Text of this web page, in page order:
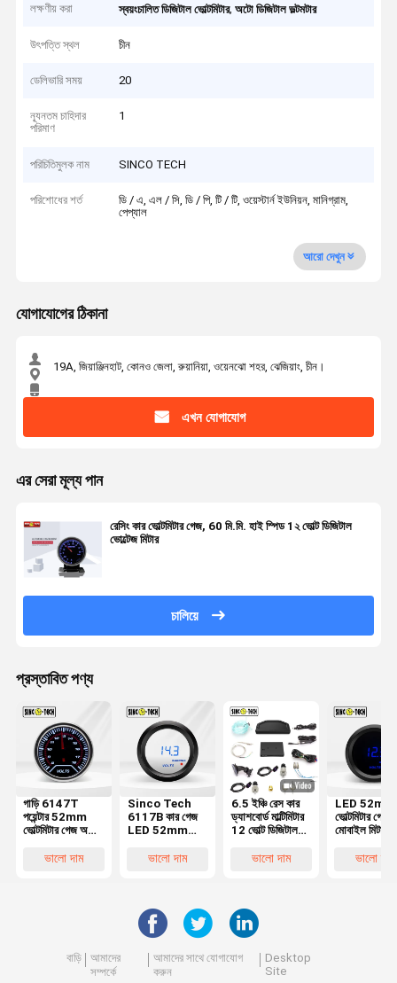
লক্ষণীয় করা স্বয়ংচালিত ডিজিটাল ভোল্টমিটার,অটো ডিজিটাল ভল্টমটার
উৎপত্তি স্থল চীন
ডেলিভারি সময় 20
ন্যূনতম চাহিদার
পরিমাণ
1
পরিচিতিমুলক নাম SINCO TECH
পরিশোধের শর্ত
ডি / এ, এল / সি, ডি / পি, টি / টি, ওয়েস্টার্ন ইউনিয়ন, মানিগ্রাম,
পেপ্যাল
আরো দেখুন
যোগাযোগের ঠিকানা
19A, জিয়াঞ্জিনহাট, কোনও জেলা, রুয়ানিয়া, ওয়েনঝো শহর, ঝেজিয়াং, চীন।
এখন যোগাযোগ
এর সেরা মূল্য পান
রেসিং কার ভোল্টমিটার গেজ, 60 মি.মি. হাই স্পিড 1২ ভোল্ট ডিজিটাল
ভোল্টেজ মিটার
চালিয়ে
প্রস্তাবিত পণ্য
গাড়ি 6147T
পয়েন্টার 52mm
ভোল্টমিটার গেজ অটো
ডিসপ্লে প্লাস্টিক
ভালো দাম
Sinco Tech
6117B কার গেজ
LED 52mm
মোবাইল মিটার
ভালো দাম
6.5 ইঞ্চি রেস কার
ড্যাশবোর্ড মাল্টিমিটার
12 ভোল্ট ডিজিটাল
ভালো দাম
LED 52mm
ভোল্টমিটার গেজ
মোবাইল মিটার
ভালো দাম
বাড়ি
আমাদের
সম্পর্কে
আমাদের সাথে যোগাযোগ
করুন
Desktop
Site